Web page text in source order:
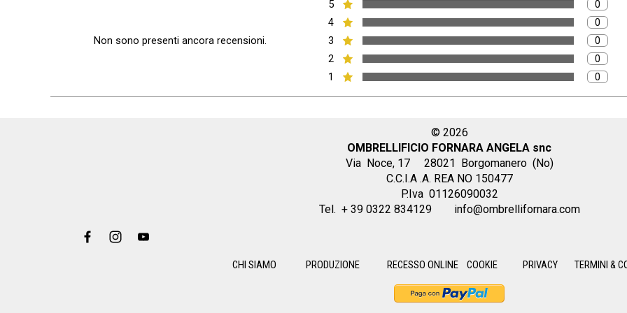
Non sono presenti ancora recensioni.
Voto:
5 0
Voto:
4 0
Voto:
3 0
Voto:
2 0
Voto:
1 0
© 2026
OMBRELLIFICIO FORNARA ANGELA snc
Via Noce, 17 28021 Borgomanero (No)
C.C.I.A .A. REA NO 150477
P.Iva 01126090032
Tel. + 39 0322 834129 info@ombrellifornara.com
CHI SIAMO PRODUZIONE RECESSO ONLINE COOKIE PRIVACY TERMINI &